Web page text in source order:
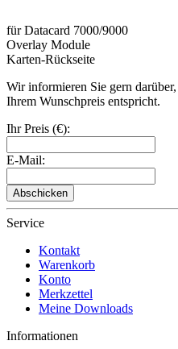
für Datacard 7000/9000
Overlay Module
Karten-Rückseite
Wir informieren Sie gern
Ihrem Wunschpreis entspricht.
Ihr Preis (€):
E-Mail:
Abschicken
Service
Kontakt
Warenkorb
Konto
Merkzettel
Meine Downloads
Informationen